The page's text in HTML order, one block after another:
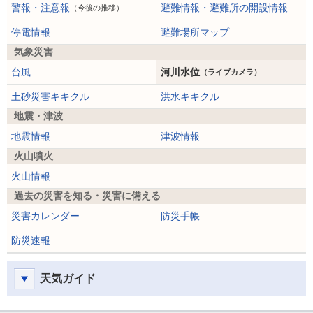
警報・注意報 （今後の推移） 避難情報・避難所の開設情報
停電情報
避難場所マップ
気象災害
台風
河川水位 （ライブカメラ）
土砂災害キキクル
洪水キキクル
地震・津波
地震情報
津波情報
火山噴火
火山情報
過去の災害を知る・災害に備える
災害カレンダー
防災手帳
防災速報
天気ガイド